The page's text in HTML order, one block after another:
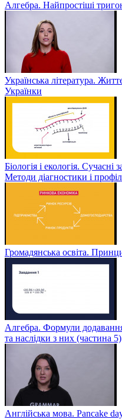
Алгебра. Найпростіші
Українська література.
Українки
Біологія і екологія.
Методи діагностики і
Громадянська освіта.
Алгебра. Формули
та наслідки з них (частина 5)
Англійська мова. Pancake